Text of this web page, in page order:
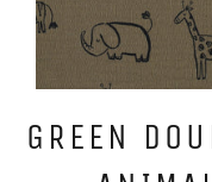
GREEN